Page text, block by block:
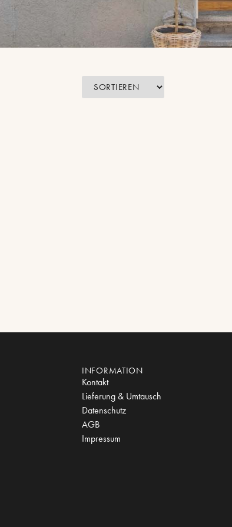
INFORMATION
Kontakt
Lieferung & Umtausch
Datenschutz
AGB
Impressum